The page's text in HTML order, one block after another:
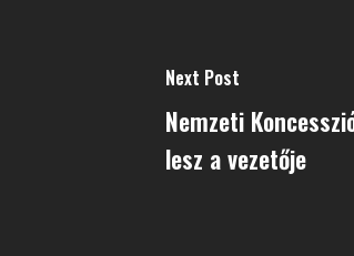
Next Post
Nemzeti
lesz a vezetője